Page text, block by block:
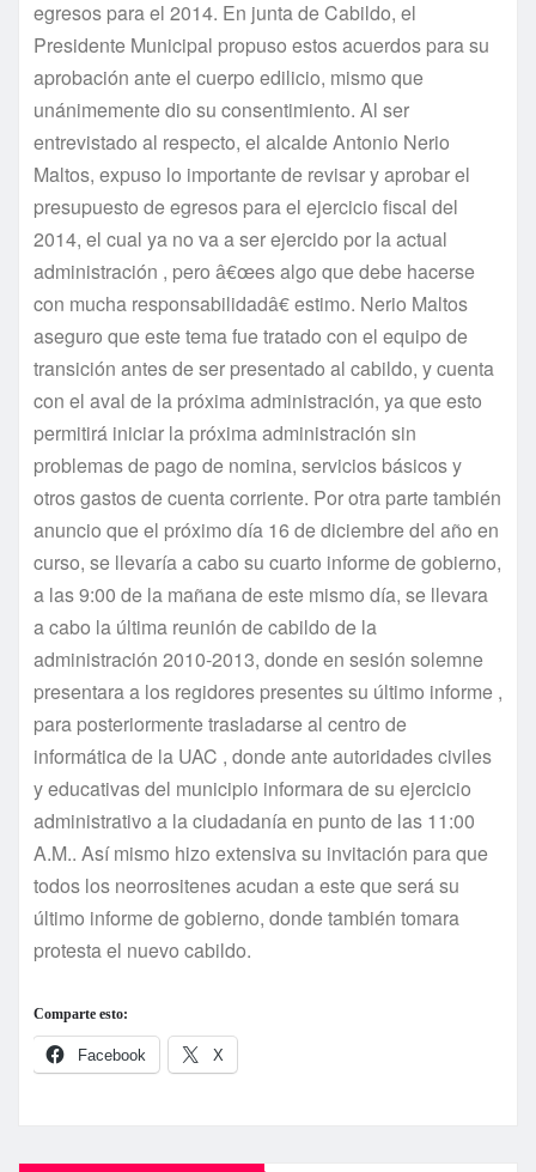
egresos para el 2014. En junta de Cabildo, el
Presidente Municipal propuso estos acuerdos para su
aprobación ante el cuerpo edilicio, mismo que
unánimemente dio su consentimiento. Al ser
entrevistado al respecto, el alcalde Antonio Nerio
Maltos, expuso lo importante de revisar y aprobar el
presupuesto de egresos para el ejercicio fiscal del
2014, el cual ya no va a ser ejercido por la actual
administración , pero â€œes algo que debe hacerse
con mucha responsabilidadâ€ estimo. Nerio Maltos
aseguro que este tema fue tratado con el equipo de
transición antes de ser presentado al cabildo, y cuenta
con el aval de la próxima administración, ya que esto
permitirá iniciar la próxima administración sin
problemas de pago de nomina, servicios básicos y
otros gastos de cuenta corriente. Por otra parte también
anuncio que el próximo dí­a 16 de diciembre del año en
curso, se llevarí­a a cabo su cuarto informe de gobierno,
a las 9:00 de la mañana de este mismo dí­a, se llevara
a cabo la última reunión de cabildo de la
administración 2010-2013, donde en sesión solemne
presentara a los regidores presentes su último informe ,
para posteriormente trasladarse al centro de
informática de la UAC , donde ante autoridades civiles
y educativas del municipio informara de su ejercicio
administrativo a la ciudadaní­a en punto de las 11:00
A.M.. Así­ mismo hizo extensiva su invitación para que
todos los neorrositenes acudan a este que será su
último informe de gobierno, donde también tomara
protesta el nuevo cabildo.
Comparte esto:
Facebook X